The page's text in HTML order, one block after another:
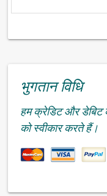
भुगतान विधि
हम क्रेडिट और डेबिट
को स्वीकार करते हैं।